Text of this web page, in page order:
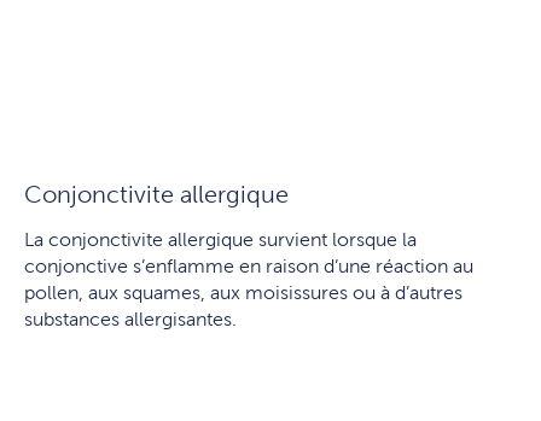
Conjonctivite allergique
La conjonctivite allergique survient lorsque la
conjonctive s’enflamme en raison d’une réaction au
pollen, aux squames, aux moisissures ou à d’autres
substances allergisantes.